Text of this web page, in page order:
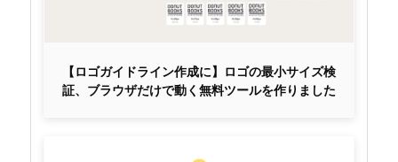
【ロゴガイドライン作成に】ロゴの最小サイズ検
証、ブラウザだけで動く無料ツールを作りました